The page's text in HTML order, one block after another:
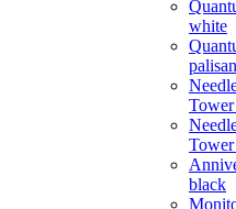
white
black